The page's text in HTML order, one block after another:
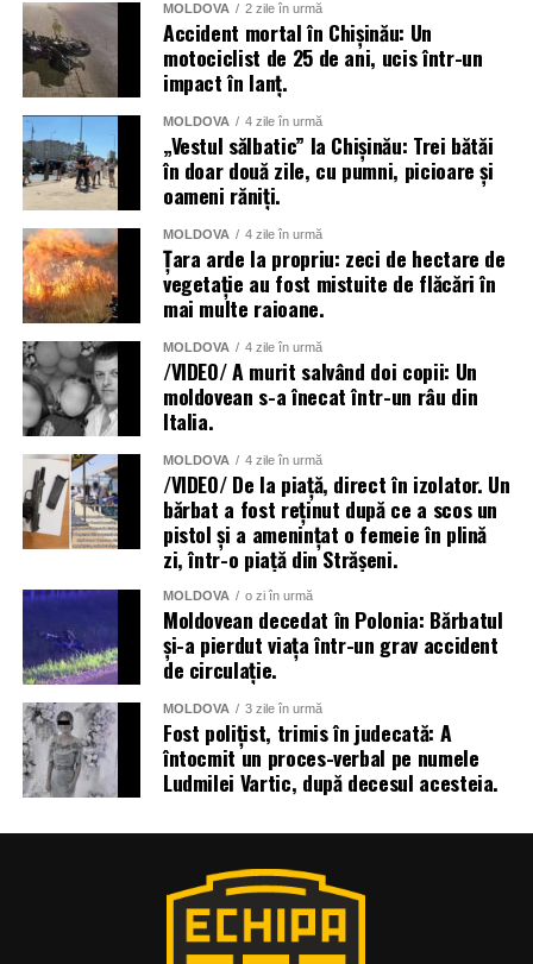
MOLDOVA 2 zile în urmă
Accident mortal în Chișinău: Un
motociclist de 25 de ani, ucis într-un
impact în lanț.
MOLDOVA 4 zile în urmă
„Vestul sălbatic” la Chișinău: Trei bătăi
în doar două zile, cu pumni, picioare și
oameni răniți.
MOLDOVA 4 zile în urmă
Țara arde la propriu: zeci de hectare de
vegetație au fost mistuite de flăcări în
mai multe raioane.
MOLDOVA 4 zile în urmă
/VIDEO/ A murit salvând doi copii: Un
moldovean s-a înecat într-un râu din
Italia.
MOLDOVA 4 zile în urmă
/VIDEO/ De la piață, direct în izolator. Un
bărbat a fost reținut după ce a scos un
pistol și a amenințat o femeie în plină
zi, într-o piață din Strășeni.
MOLDOVA o zi în urmă
Moldovean decedat în Polonia: Bărbatul
și-a pierdut viața într-un grav accident
de circulație.
MOLDOVA 3 zile în urmă
Fost polițist, trimis în judecată: A
întocmit un proces-verbal pe numele
Ludmilei Vartic, după decesul acesteia.